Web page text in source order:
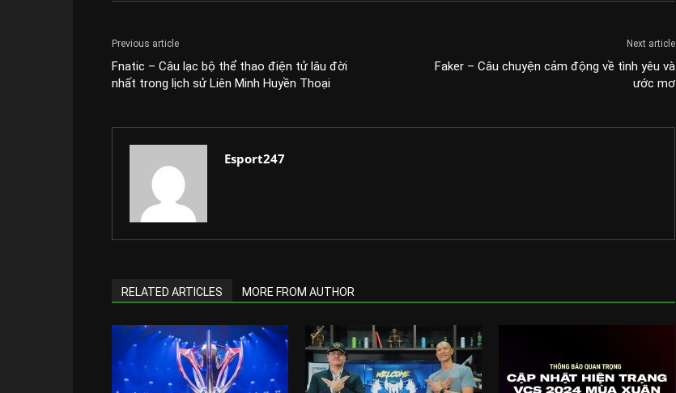
Previous article
Fnatic – Câu lạc bộ thể thao điện tử lâu đời
nhất trong lịch sử Liên Minh Huyền Thoại
Next article
Faker – Câu chuyện cảm động về tình yêu và
ước mơ
Esport247
RELATED ARTICLES MORE FROM AUTHOR